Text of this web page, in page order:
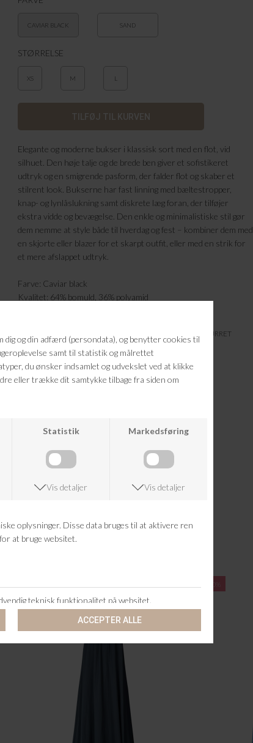
CAVIAR BLACK SAND
STØRRELSE
XS M L
Elegante og moderne bukser i klassisk sort med en flot, vid
silhuet. Den høje talje og de brede ben giver et sofistikeret
udtryk og en smigrende pasform, der falder flot og skaber et
stilrent look. Bukserne har fast linning med bæltestropper,
knap- og lynlåslukning samt diskrete læg foran, der tilføjer
ekstra vidde og bevægelse. Den enkle og minimalistiske stil gør
dem nemme at style både til hverdag og fest – kombiner dem med
en skjorte eller blazer for et skarpt outfit, eller med en strik for
et mere afslappet udtryk.
Farve: Caviar black
Kvalitet: 64% bomuld, 36% polyamid
VED KØB OVER 500,-
14 DAGES RETURRET
OGSÅ